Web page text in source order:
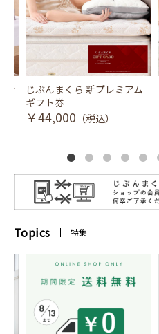
冷
じぶんまくら 新プレミアム
ギフト券
￥44,000 （税込）
Topics 特集